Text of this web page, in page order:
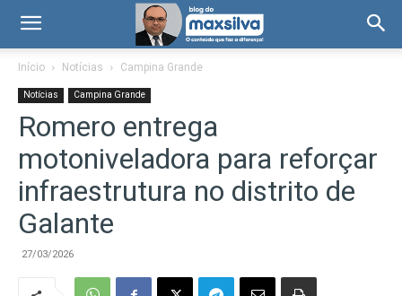
Início Notícias Campina Grande
Notícias Campina Grande
Romero entrega
motoniveladora para reforçar
infraestrutura no distrito de
Galante
27/03/2026